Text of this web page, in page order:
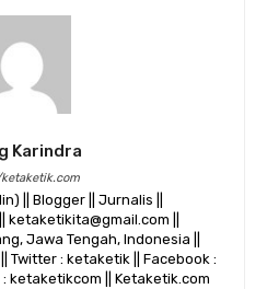
Karindra
|| Blogger || Jurnalis ||
||
Jawa Tengah, Indonesia ||
Twitter : ketaketik || Facebook :
ketaketikcom || Ketaketik.com